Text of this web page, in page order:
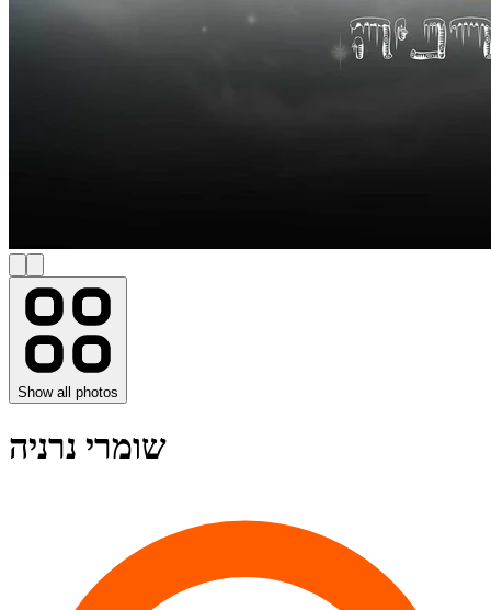
Show all photos
שומרי נרניה